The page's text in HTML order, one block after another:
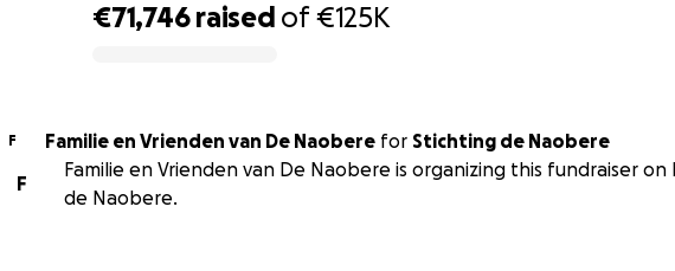
€71,746 raised of€125K
F Familie en Vrienden van De Naobere for Stichting de Naobere
F
Familie en Vrienden van De Naobere is organizing this fundraiser
de Naobere.